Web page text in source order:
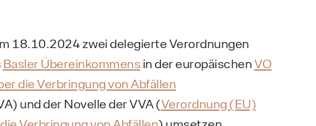
18.10.2024 zwei delegierte Verordnungen
Basler Übereinkommensin der europäischenVO
die Verbringung von Abfällen
und der Novelle der VVA (Verordnung (EU)